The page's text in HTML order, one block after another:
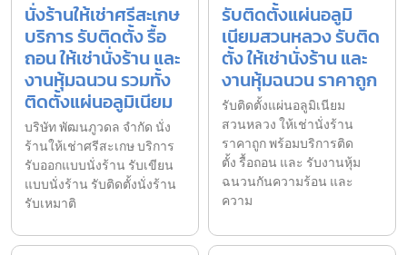
นั่งร้านให้เช่าศรีสะเกษ
บริการ รับติดตั้ง รื้อ
ถอน ให้เช่านั่งร้าน และ
งานหุ้มฉนวน รวมทั้ง
ติดตั้งแผ่นอลูมิเนียม
บริษัท พัฒนภูวดล จำกัด นั่ง
ร้านให้เช่าศรีสะเกษ บริการ
รับออกแบบนั่งร้าน รับเขียน
แบบนั่งร้าน รับติดตั้งนั่งร้าน
รับเหมาติ
รับติดตั้งแผ่นอลูมิ
เนียมสวนหลวง รับติด
ตั้ง ให้เช่านั่งร้าน และ
งานหุ้มฉนวน ราคาถูก
รับติดตั้งแผ่นอลูมิเนียม
สวนหลวง ให้เช่านั่งร้าน
ราคาถูก พร้อมบริการติด
ตั้ง รื้อถอน และ รับงานหุ้ม
ฉนวนกันความร้อน และ
ความ